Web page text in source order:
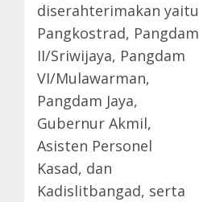
diserahterimakan yaitu
Pangkostrad, Pangdam
II/Sriwijaya, Pangdam
VI/Mulawarman,
Pangdam Jaya,
Gubernur Akmil,
Asisten Personel
Kasad, dan
Kadislitbangad, serta